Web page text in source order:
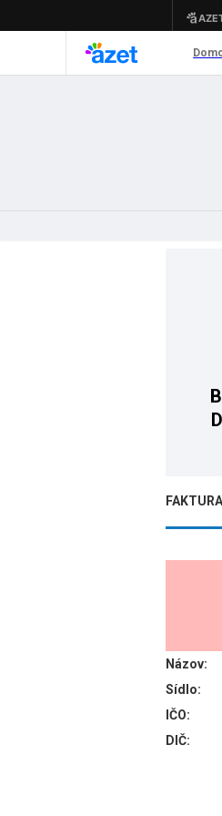
Názov:
Sídlo:
IČO:
DIČ: